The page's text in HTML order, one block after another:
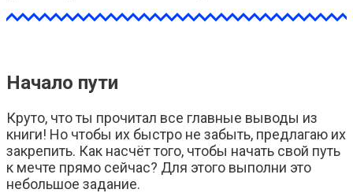
Начало пути
Круто, что ты прочитал все главные выводы из
книги! Но чтобы их быстро не забыть, предлагаю их
закрепить. Как насчёт того, чтобы начать свой путь
к мечте прямо сейчас? Для этого выполни это
небольшое задание.